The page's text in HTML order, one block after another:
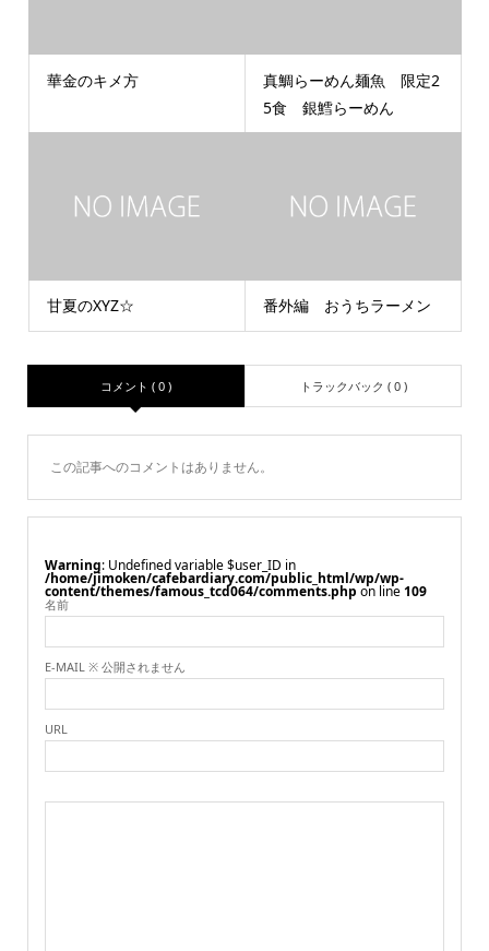
華金のキメ方
真鯛らーめん麺魚 限定2
5食 銀鱈らーめん
甘夏のXYZ☆ 番外編 おうちラーメン
コメント ( 0 ) トラックバック ( 0 )
この記事へのコメントはありません。
Warning : Undefined variable $user_ID in
/home/jimoken/cafebardiary.com/public_html/wp/wp-
content/themes/famous_tcd064/comments.php on line109
名前
E-MAIL ※ 公開されません
URL